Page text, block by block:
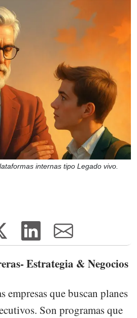
internas tipo Legado vivo.
Estrategia & Negocios
empresas que buscan planes
Son programas que